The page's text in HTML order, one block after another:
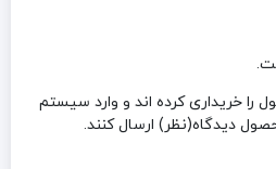
خریداری کرده اند و وارد سیستم
دیدگاه(نظر) ارسال کنند.